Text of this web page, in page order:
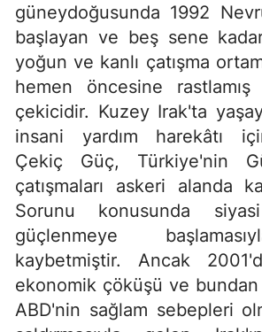
güneydoğusunda 1992
başlayan ve beş sene
yoğun ve kanlı çatışma
hemen öncesine rastlamış
çekicidir. Kuzey Irak'ta
insani yardım harekâtı
Çekiç Güç, Türkiye'nin
çatışmaları askeri alanda
Sorunu konusunda
güçlenmeye
kaybetmiştir. Ancak
ekonomik çöküşü ve
ABD'nin sağlam sebepleri